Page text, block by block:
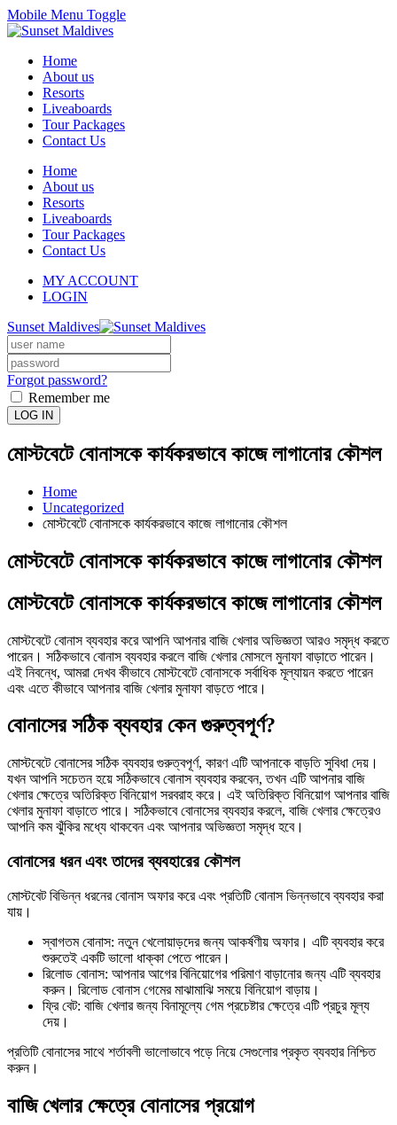
Mobile Menu Toggle
Home
About us
Resorts
Liveaboards
Tour Packages
Contact Us
Home
About us
Resorts
Liveaboards
Tour Packages
Contact Us
MY ACCOUNT
LOGIN
Sunset Maldives
Forgot password?
Remember me
LOG IN
মোস্টবেটে বোনাসকে কার্যকরভাবে কাজে লাগানোর কৌশল
Home
Uncategorized
মোস্টবেটে বোনাসকে কার্যকরভাবে কাজে লাগানোর কৌশল
মোস্টবেটে বোনাসকে কার্যকরভাবে কাজে লাগানোর কৌশল
মোস্টবেটে বোনাসকে কার্যকরভাবে কাজে লাগানোর কৌশল
মোস্টবেটে বোনাস ব্যবহার করে আপনি আপনার বাজি খেলার অভিজ্ঞতা আরও সমৃদ্ধ করতে
পারেন। সঠিকভাবে বোনাস ব্যবহার করলে বাজি খেলার মোসলে মুনাফা বাড়াতে পারেন।
এই নিবন্ধে, আমরা দেখব কীভাবে মোস্টবেটে বোনাসকে সর্বাধিক মূল্যায়ন করতে পারেন
এবং এতে কীভাবে আপনার বাজি খেলার মুনাফা বাড়তে পারে।
বোনাসের সঠিক ব্যবহার কেন গুরুত্বপূর্ণ?
মোস্টবেটে বোনাসের সঠিক ব্যবহার গুরুত্বপূর্ণ, কারণ এটি আপনাকে বাড়তি সুবিধা দেয়।
যখন আপনি সচেতন হয়ে সঠিকভাবে বোনাস ব্যবহার করবেন, তখন এটি আপনার বাজি
খেলার ক্ষেত্রে অতিরিক্ত বিনিয়োগ সরবরাহ করে। এই অতিরিক্ত বিনিয়োগ আপনার বাজি
খেলার মুনাফা বাড়াতে পারে। সঠিকভাবে বোনাসের ব্যবহার করলে, বাজি খেলার ক্ষেত্রেও
আপনি কম ঝুঁকির মধ্যে থাকবেন এবং আপনার অভিজ্ঞতা সমৃদ্ধ হবে।
বোনাসের ধরন এবং তাদের ব্যবহারের কৌশল
মোস্টবেট বিভিন্ন ধরনের বোনাস অফার করে এবং প্রতিটি বোনাস ভিন্নভাবে ব্যবহার করা
যায়।
স্বাগতম বোনাস: নতুন খেলোয়াড়দের জন্য আকর্ষণীয় অফার। এটি ব্যবহার করে
শুরুতেই একটি ভালো ধাক্কা পেতে পারেন।
রিলোড বোনাস: আপনার আগের বিনিয়োগের পরিমাণ বাড়ানোর জন্য এটি ব্যবহার
করুন। রিলোড বোনাস গেমের মাঝামাঝি সময়ে বিনিয়োগ বাড়ায়।
ফ্রি বেট: বাজি খেলার জন্য বিনামূল্যে গেম প্রচেষ্টার ক্ষেত্রে এটি প্রচুর মূল্য
দেয়।
প্রতিটি বোনাসের সাথে শর্তাবলী ভালোভাবে পড়ে নিয়ে সেগুলোর প্রকৃত ব্যবহার নিশ্চিত
করুন।
বাজি খেলার ক্ষেত্রে বোনাসের প্রয়োগ